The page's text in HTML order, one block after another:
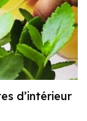
d’intérieur